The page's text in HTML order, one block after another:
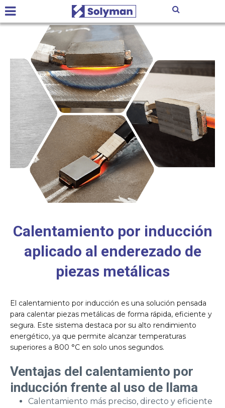
Calentamiento por inducción
aplicado al enderezado de
piezas metálicas
El calentamiento por inducción es una solución pensada
para calentar piezas metálicas de forma rápida, eficiente y
segura. Este sistema destaca por su alto rendimiento
energético, ya que permite alcanzar temperaturas
superiores a 800 °C en solo unos segundos.
Ventajas del calentamiento por
inducción frente al uso de llama
Calentamiento más preciso, directo y eficiente